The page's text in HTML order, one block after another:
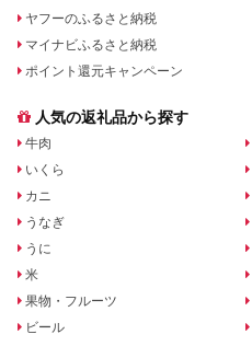
ヤフーのふるさと納税
マイナビふるさと納税
ポイント還元キャンペーン
人気の返礼品から探す
牛肉
いくら
カニ
うなぎ
うに
米
果物・フルーツ
ビール